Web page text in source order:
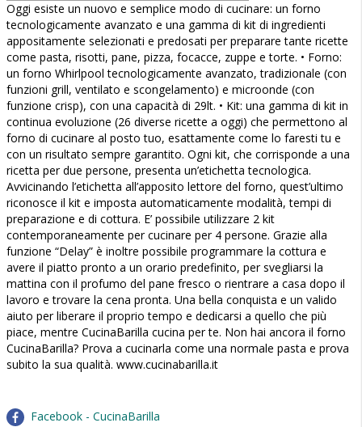
Oggi esiste un nuovo e semplice modo di cucinare: un forno
tecnologicamente avanzato e una gamma di kit di ingredienti
appositamente selezionati e predosati per preparare tante ricette
come pasta, risotti, pane, pizza, focacce, zuppe e torte. • Forno:
un forno Whirlpool tecnologicamente avanzato, tradizionale (con
funzioni grill, ventilato e scongelamento) e microonde (con
funzione crisp), con una capacità di 29lt. • Kit: una gamma di kit in
continua evoluzione (26 diverse ricette a oggi) che permettono al
forno di cucinare al posto tuo, esattamente come lo faresti tu e
con un risultato sempre garantito. Ogni kit, che corrisponde a una
ricetta per due persone, presenta un’etichetta tecnologica.
Avvicinando l’etichetta all’apposito lettore del forno, quest’ultimo
riconosce il kit e imposta automaticamente modalità, tempi di
preparazione e di cottura. E’ possibile utilizzare 2 kit
contemporaneamente per cucinare per 4 persone. Grazie alla
funzione “Delay” è inoltre possibile programmare la cottura e
avere il piatto pronto a un orario predefinito, per svegliarsi la
mattina con il profumo del pane fresco o rientrare a casa dopo il
lavoro e trovare la cena pronta. Una bella conquista e un valido
aiuto per liberare il proprio tempo e dedicarsi a quello che più
piace, mentre CucinaBarilla cucina per te. Non hai ancora il forno
CucinaBarilla? Prova a cucinarla come una normale pasta e prova
subito la sua qualità. www.cucinabarilla.it
Facebook - CucinaBarilla